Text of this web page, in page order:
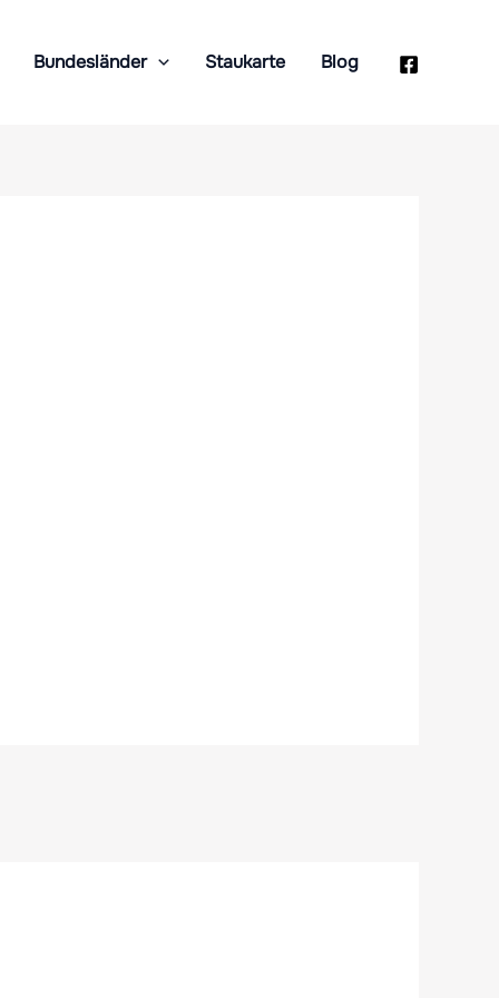
Bundesländer Staukarte Blog